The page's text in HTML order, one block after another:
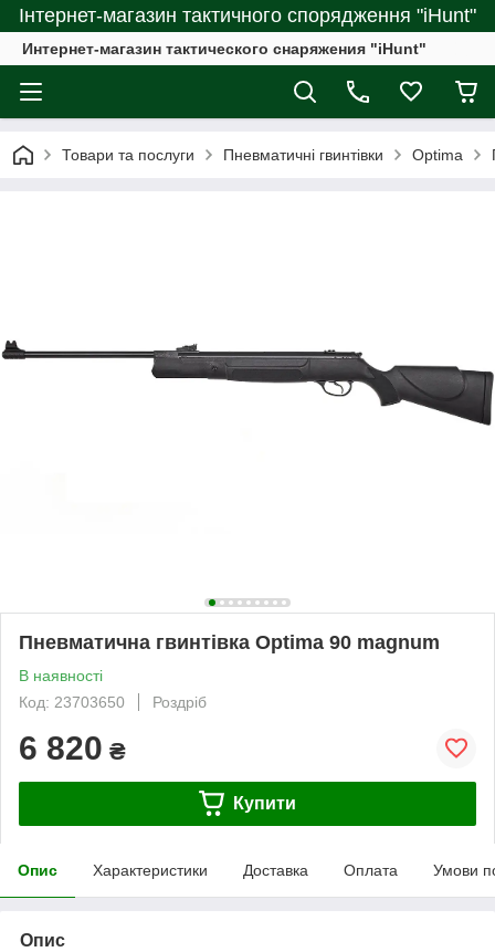
Інтернет-магазин тактичного спорядження "iHunt"
Интернет-магазин тактического снаряжения "iHunt"
Товари та послуги Пневматичні гвинтівки Optima
Пневматична гвинтівка Optima 90 magnum
В наявності
Код: 23703650
Роздріб
6 820 ₴
Купити
Опис Характеристики Доставка Оплата Умови
Опис